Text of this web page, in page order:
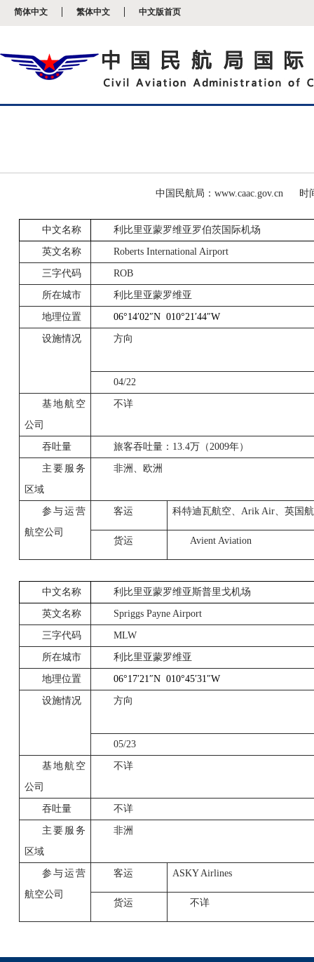
简体中文 繁体中文 中文版首页
中国民航局：www.caac.gov.cn 时
中文名称 利比里亚蒙罗维亚罗伯茨国际机场
英文名称 Roberts International Airport
三字代码 ROB
所在城市 利比里亚蒙罗维亚
地理位置 06°14′02″N 010°21′44″W
设施情况 方向
04/22
基地航空
公司
不详
吞吐量 旅客吞吐量：13.4万（2009年）
主要服务
区域
非洲、欧洲
参与运营
航空公司
客运 科特迪瓦航空、Arik Air、英国
货运 Avient Aviation
中文名称 利比里亚蒙罗维亚斯普里戈机场
英文名称 Spriggs Payne Airport
三字代码 MLW
所在城市 利比里亚蒙罗维亚
地理位置 06°17′21″N 010°45′31″W
设施情况 方向
05/23
基地航空
公司
不详
吞吐量 不详
主要服务
区域
非洲
参与运营
航空公司
客运 ASKY Airlines
货运 不详
开
说